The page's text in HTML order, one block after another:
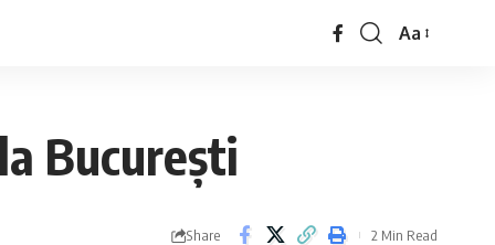
Aa
București
Share 2 Min Read